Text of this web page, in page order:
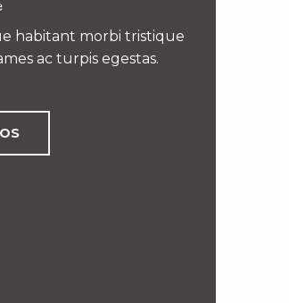
habitant morbi tristique
ac turpis egestas.